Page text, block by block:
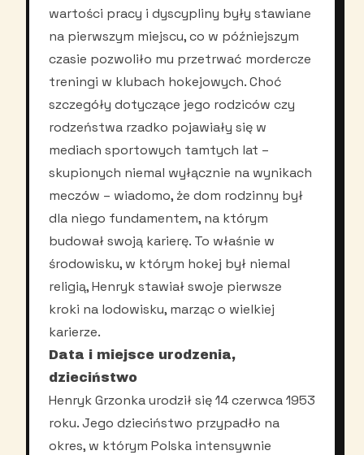
wartości pracy i dyscypliny były stawiane
na pierwszym miejscu, co w późniejszym
czasie pozwoliło mu przetrwać mordercze
treningi w klubach hokejowych. Choć
szczegóły dotyczące jego rodziców czy
rodzeństwa rzadko pojawiały się w
mediach sportowych tamtych lat –
skupionych niemal wyłącznie na wynikach
meczów – wiadomo, że dom rodzinny był
dla niego fundamentem, na którym
budował swoją karierę. To właśnie w
środowisku, w którym hokej był niemal
religią, Henryk stawiał swoje pierwsze
kroki na lodowisku, marząc o wielkiej
karierze.
Data i miejsce urodzenia,
dzieciństwo
Henryk Grzonka urodził się 14 czerwca 1953
roku. Jego dzieciństwo przypadło na
okres, w którym Polska intensywnie